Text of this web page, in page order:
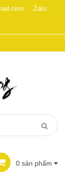
Zalo:
0 sản phẩm